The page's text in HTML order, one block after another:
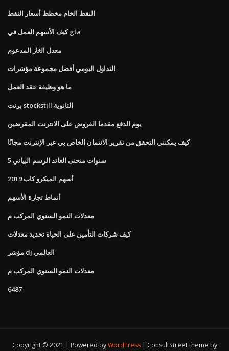
النفط الخام مخطط أسعار النفط
كيف الأسهم العمل في gta
معدل الغاز المدعوم
التداول اليومي أفضل مجموعة مؤشرات
ما هو وظيفة عقد العمل
برنت stockstill الثانوية
يوم الدفع مقدما القروض على الانترنت المقرضين
كيف يمكنني التحقق من تقرير الائتمان الخاص بي عبر الإنترنت مجانًا
5 سنوات منحنى العائد الرسم البياني
أسهم الميكرو كاب 2019
أنماط تجارة الأسهم
معدلات النمو السنوي المركب م
كيف شركات التأمين على الحياة تحديد معدلات
مؤشر dj العالمي
معدلات النمو السنوي المركب م
6487
Copyright © 2021 | Powered byWordPress ConsultStreet theme by